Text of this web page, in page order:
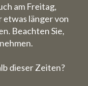
am Freitag,
etwas länger von
Beachten Sie,
dieser Zeiten?